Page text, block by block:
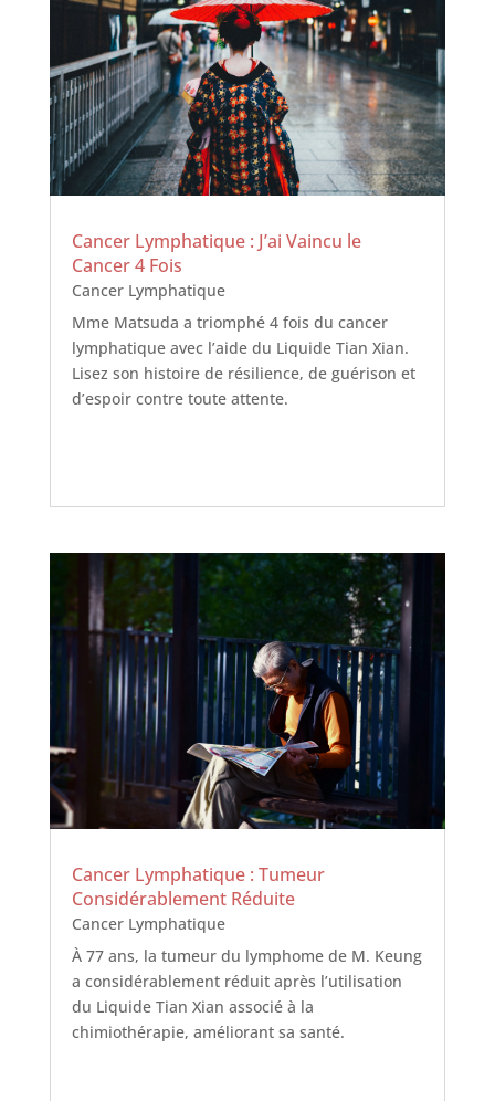
Cancer Lymphatique : J’ai Vaincu le
Cancer 4 Fois
Cancer Lymphatique
Mme Matsuda a triomphé 4 fois du cancer
lymphatique avec l’aide du Liquide Tian Xian.
Lisez son histoire de résilience, de guérison et
d’espoir contre toute attente.
Cancer Lymphatique : Tumeur
Considérablement Réduite
Cancer Lymphatique
À 77 ans, la tumeur du lymphome de M. Keung
a considérablement réduit après l’utilisation
du Liquide Tian Xian associé à la
chimiothérapie, améliorant sa santé.